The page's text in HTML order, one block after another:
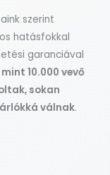
szerint
hatásfokkal
garanciával
10.000 vevő
sokan
válnak.